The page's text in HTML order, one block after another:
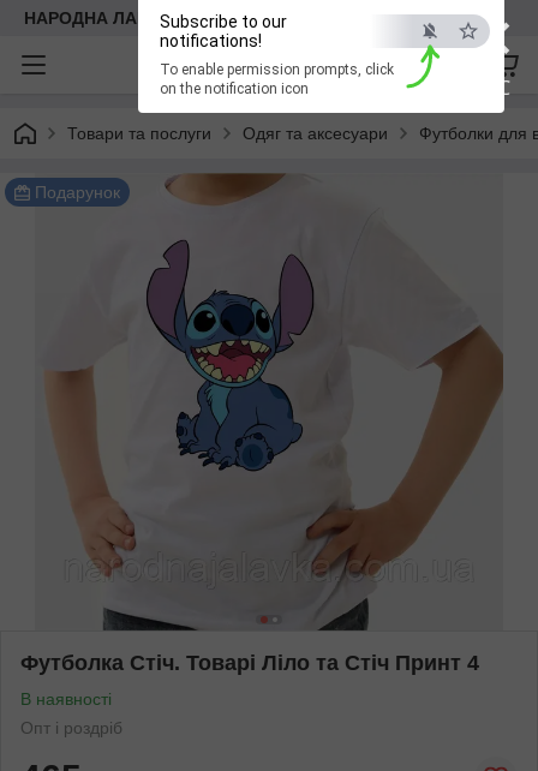
×
ESC
Subscribe to our
notifications!
To enable permission prompts, click
on the notification icon
НАРОДНА ЛАВКА
Товари та послуги Одяг та аксесуари Футболки для
Подарунок
Футболка Стіч. Товарі Ліло та Стіч Принт 4
В наявності
Опт і роздріб